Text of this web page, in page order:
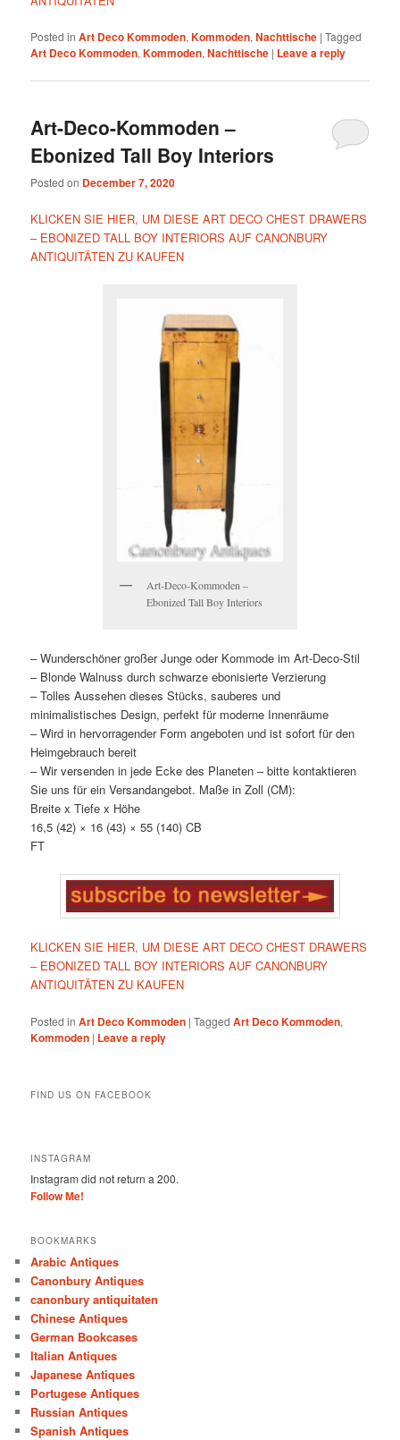
Posted in Art Deco Kommoden,Kommoden,Nachttische |Tagged
Art Deco Kommoden,Kommoden,Nachttische | Leave a reply
Art-Deco-Kommoden –
Ebonized Tall Boy Interiors
Posted on December 7, 2020
KLICKEN SIE HIER, UM DIESE ART DECO CHEST DRAWERS
– EBONIZED TALL BOY INTERIORS AUF CANONBURY
ANTIQUITÄTEN ZU KAUFEN
Art-Deco-Kommoden –
Ebonized Tall Boy Interiors
– Wunderschöner großer Junge oder Kommode im Art-Deco-Stil
– Blonde Walnuss durch schwarze ebonisierte Verzierung
– Tolles Aussehen dieses Stücks, sauberes und
minimalistisches Design, perfekt für moderne Innenräume
– Wird in hervorragender Form angeboten und ist sofort für den
Heimgebrauch bereit
– Wir versenden in jede Ecke des Planeten – bitte kontaktieren
Sie uns für ein Versandangebot. Maße in Zoll (CM):
Breite x Tiefe x Höhe
16,5 (42) × 16 (43) × 55 (140) CB
FT
KLICKEN SIE HIER, UM DIESE ART DECO CHEST DRAWERS
– EBONIZED TALL BOY INTERIORS AUF CANONBURY
ANTIQUITÄTEN ZU KAUFEN
Posted in Art Deco Kommoden |Tagged Art Deco Kommoden,
Kommoden | Leave a reply
FIND US ON FACEBOOK
INSTAGRAM
Instagram did not return a 200.
Follow Me!
BOOKMARKS
Arabic Antiques
Canonbury Antiques
canonbury antiquitaten
Chinese Antiques
German Bookcases
Italian Antiques
Japanese Antiques
Portugese Antiques
Russian Antiques
Spanish Antiques